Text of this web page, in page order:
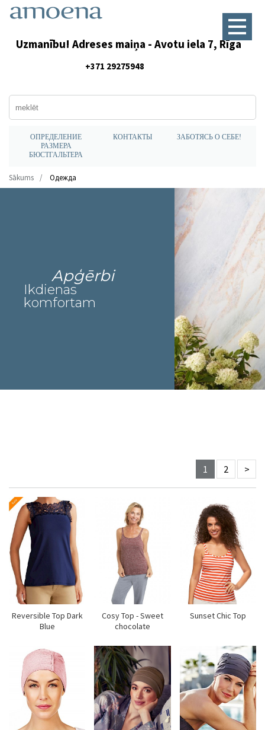
Uzmanību! Adreses maiņa - Avotu iela 7, Rīga
+371 29275948
ОПРЕДЕЛЕНИЕ
РАЗМЕРА
БЮСТГАЛЬТЕРА
КОНТАКТЫ ЗАБОТЯСЬ О СЕБЕ!
Sākums Одежда
Apģērbi
Ikdienas
komfortam
1 2 >
Reversible Top Dark
Blue
Cosy Top - Sweet
chocolate
Sunset Chic Top